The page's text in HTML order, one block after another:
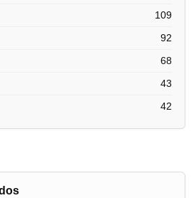
109
92
68
43
42